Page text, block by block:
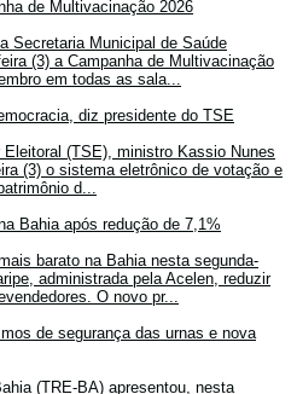
de Multivacinação 2026
Secretaria Municipal de Saúde
(3) a Campanha de Multivacinação
em todas as sala...
diz presidente do TSE
(TSE), ministro Kassio Nunes
(3) o sistema eletrônico de votação e
d...
Bahia após redução de 7,1%
barato na Bahia nesta segunda-
administrada pela Acelen, reduzir
O novo pr...
de segurança das urnas e nova
(TRE-BA) apresentou, nesta